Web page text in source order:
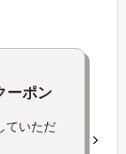
ーポン
ていただ